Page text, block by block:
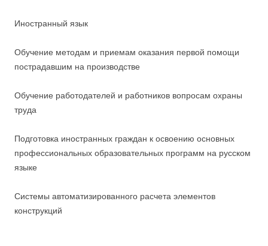
Иностранный язык
Обучение методам и приемам оказания первой помощи
пострадавшим на производстве
Обучение работодателей и работников вопросам охраны
труда
Подготовка иностранных граждан к освоению основных
профессиональных образовательных программ на русском
языке
Системы автоматизированного расчета элементов
конструкций